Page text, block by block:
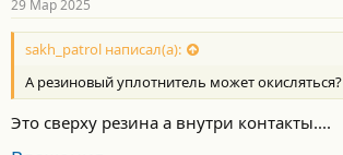
29 Мар 2025
sakh_patrol написал(а):
А резиновый уплотнитель может окисляться?
Это сверху резина а внутри контакты....